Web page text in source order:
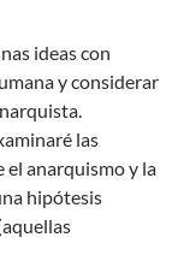
ideas con
y considerar
las
el anarquismo y la
hipótesis